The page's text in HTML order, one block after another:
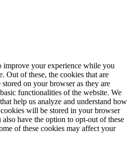
improve your experience while you
Out of these, the cookies that are
stored on your browser as they are
functionalities of the website. We
help us analyze and understand how
will be stored in your browser
have the option to opt-out of these
of these cookies may affect your